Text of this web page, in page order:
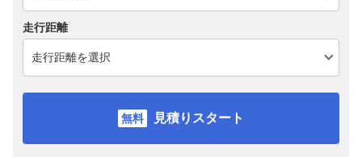
走行距離
見積りスタート